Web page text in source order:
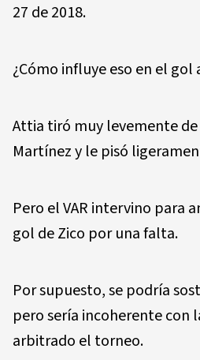
27 de 2018.
¿Cómo influye eso en el
Attia tiró muy levemente de
Martínez y le pisó
Pero el VAR intervino para
gol de Zico por una falta.
Por supuesto, se podría
pero sería incoherente con
arbitrado el torneo.